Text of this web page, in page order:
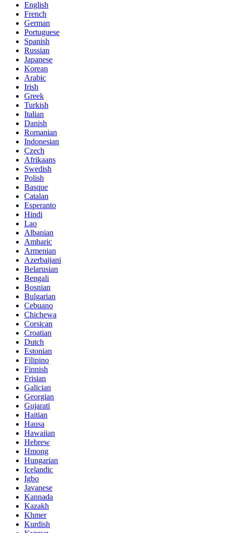
English
French
German
Portuguese
Spanish
Russian
Japanese
Korean
Arabic
Irish
Greek
Turkish
Italian
Danish
Romanian
Indonesian
Czech
Afrikaans
Swedish
Polish
Basque
Catalan
Esperanto
Hindi
Lao
Albanian
Amharic
Armenian
Azerbaijani
Belarusian
Bengali
Bosnian
Bulgarian
Cebuano
Chichewa
Corsican
Croatian
Dutch
Estonian
Filipino
Finnish
Frisian
Galician
Georgian
Gujarati
Haitian
Hausa
Hawaiian
Hebrew
Hmong
Hungarian
Icelandic
Igbo
Javanese
Kannada
Kazakh
Khmer
Kurdish